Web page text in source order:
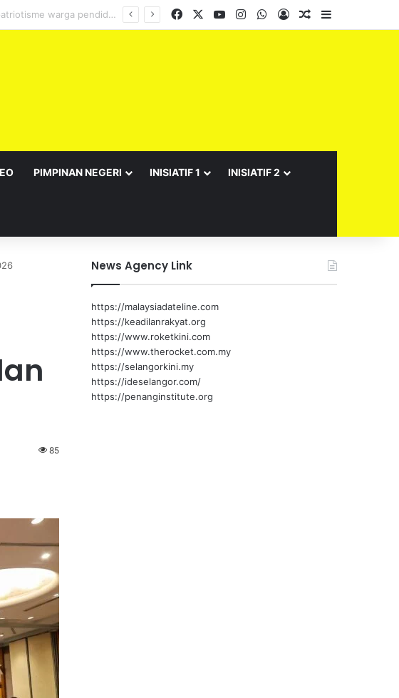
Facebook YouTubeInstagramWhatsApp
Log InRandom Article
PIMPINAN NEGERI INISIATIF 1 INISIATIF 2
85
News Agency Link
https://malaysiadateline.com
https://keadilanrakyat.org
https://www.roketkini.com
https://www.therocket.com.my
https://selangorkini.my
https://ideselangor.com/
https://penanginstitute.org